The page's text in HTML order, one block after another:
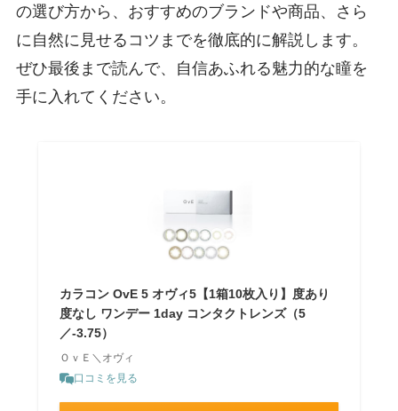
の選び方から、おすすめのブランドや商品、さら
に自然に見せるコツまでを徹底的に解説します。
ぜひ最後まで読んで、自信あふれる魅力的な瞳を
手に入れてください。
カラコン OvE 5 オヴィ5【1箱10枚入り】度あり
度なし ワンデー 1day コンタクトレンズ（5
／-3.75）
ＯｖＥ＼オヴィ
口コミを見る